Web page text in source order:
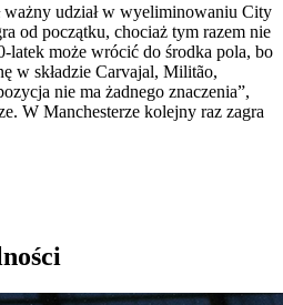
ważny udział w wyeliminowaniu City
od początku, chociaż tym razem nie
latek może wrócić do środka pola, bo
w składzie Carvajal, Militão,
nie ma żadnego znaczenia”,
W Manchesterze kolejny raz zagra